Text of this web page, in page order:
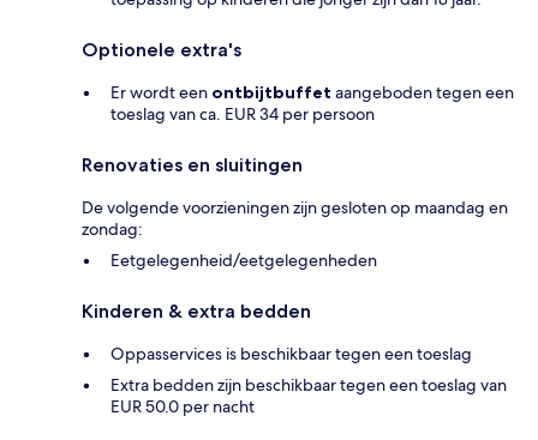
Optionele extra's
Er wordt een ontbijtbuffet aangeboden tegen een
toeslag van ca. EUR 34 per persoon
Renovaties en sluitingen
De volgende voorzieningen zijn gesloten op maandag en
zondag:
Eetgelegenheid/eetgelegenheden
Kinderen & extra bedden
Oppasservices is beschikbaar tegen een toeslag
Extra bedden zijn beschikbaar tegen een toeslag van
EUR 50.0 per nacht